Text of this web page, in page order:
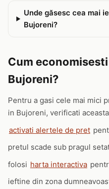
Unde găsesc cea mai
Bujoreni?
Cum
Bujoreni?
Pentru a gasi cele mai mici
in Bujoreni, verificati
activati alertele de pret
pretul scade sub pragul
folosi harta interactiva
ieftine din zona